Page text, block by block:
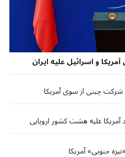
و اسرائیل علیه ایران
چینی از سوی آمریکا
علیه هشت کشور اروپایی
جنوبی» آمریکا